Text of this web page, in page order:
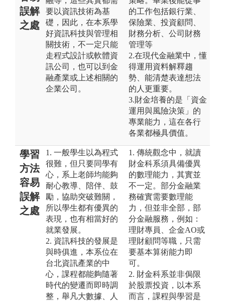
誤解
之處
要以資訊技術為基
礎，因此，在本系學
好資訊科技與管理相
關技術，不一定只能
走程式設計或軟體資
訊公司，也可以到金
融產業或上述相關的
企業公司。
的工作包括銀行業、
保險業、投資顧問、
財務分析、公司財務
管理等
2.在現代金融業中，懂
得運用資料解釋趨
勢、能清楚表達想法
的人更重要。
3.財金培養的是「資金
運用與風險決策」的
專業能力，這在各行
各業都極具價值。
學習
方法
容易
誤解
之處
1. 一般學生以為程式
很難，但只要同學有
心，系上老師均能夠
耐心教導、陪伴、鼓
勵，協助突破難關，
所以學生都有優異的
表現，也有相當好的
就業發展。
2. 資訊科技的發展是
與時俱進，本系位在
台北資訊產業的中
心，課程都能夠隨著
時代的變遷而即時調
整，舉凡大數據、人
1. 傳統觀念中，就讀
財金科系須具備優異
的數理能力，其實並
不一定。部分金融業
務確實需要數理能
力，但並非全部，部
分金融服務，例如：
理財專員、企金AO或
理財顧問等職，只需
要基本算術能力即
可。
2. 財金科系並非侷限
於股票投資，以本系
而言，課程與學習是